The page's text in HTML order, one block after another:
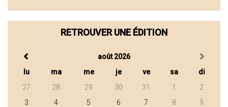
RETROUVER UNE ÉDITION
août 2026
lu
ma me je ve sa
di
27
28 29 30 31 1
2
3
4 5 6 7 8 9